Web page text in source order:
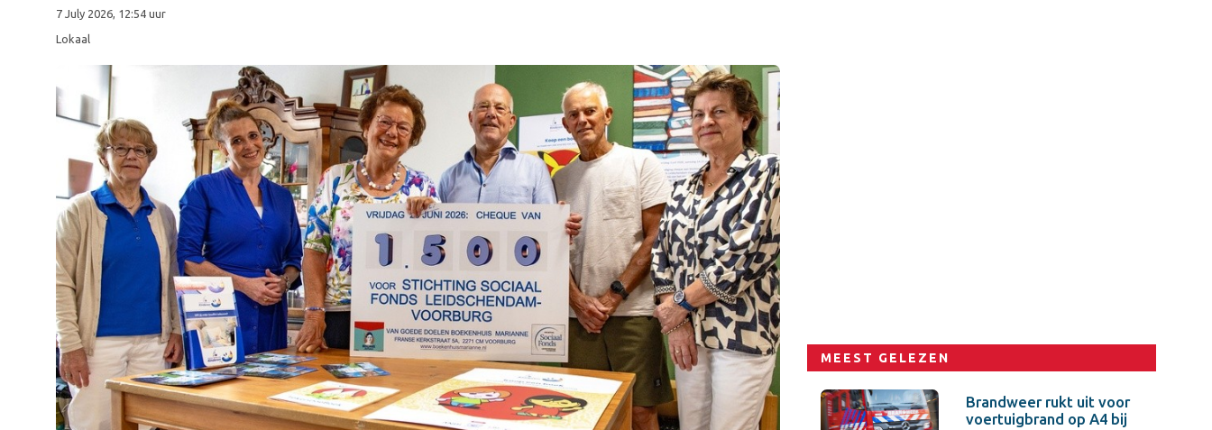
7 July 2026, 12:54 uur
Lokaal
MEEST GELEZEN
Brandweer rukt uit voor
voertuigbrand op A4 bij